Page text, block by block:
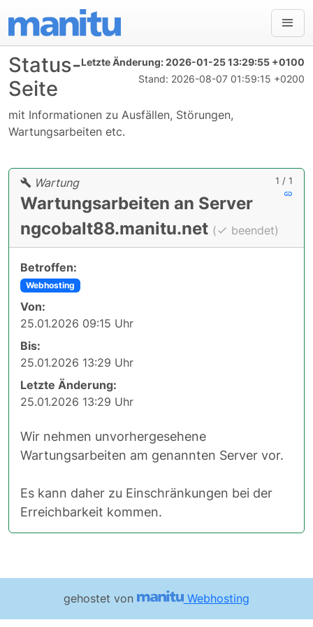
Letzte Änderung:2026-01-25 13:29:55 +0100
Stand: 2026-08-07 01:59:15 +0200
Status-
Seite
mit Informationen zu Ausfällen, Störungen,
Wartungsarbeiten etc.
1 / 1
Wartung
Wartungsarbeiten an Server
ngcobalt88.manitu.net ( beendet)
Betroffen:
Webhosting
Von:
25.01.2026 09:15 Uhr
Bis:
25.01.2026 13:29 Uhr
Letzte Änderung:
25.01.2026 13:29 Uhr
Wir nehmen unvorhergesehene
Wartungsarbeiten am genannten Server vor.
Es kann daher zu Einschränkungen bei der
Erreichbarkeit kommen.
gehostet von Webhosting